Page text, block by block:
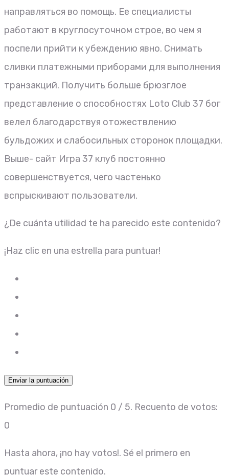
направляться во помощь. Ее специалисты
работают в круглосуточном строе, во чем я
поспели прийти к убеждению явно. Снимать
сливки платежными приборами для выполнения
транзакций. Получить больше брюзглое
представление о способностях Loto Club 37 бог
велел благодарствуя отожествлению
бульдожих и слабосильных сторонок площадки.
Выше- сайт Игра 37 клуб постоянно
совершенствуется, чего частенько
вспрыскивают пользователи.
¿De cuánta utilidad te ha parecido este contenido?
¡Haz clic en una estrella para puntuar!
Enviar la puntuación
Promedio de puntuación 0 / 5. Recuento de votos:
0
Hasta ahora, ¡no hay votos!. Sé el primero en
puntuar este contenido.